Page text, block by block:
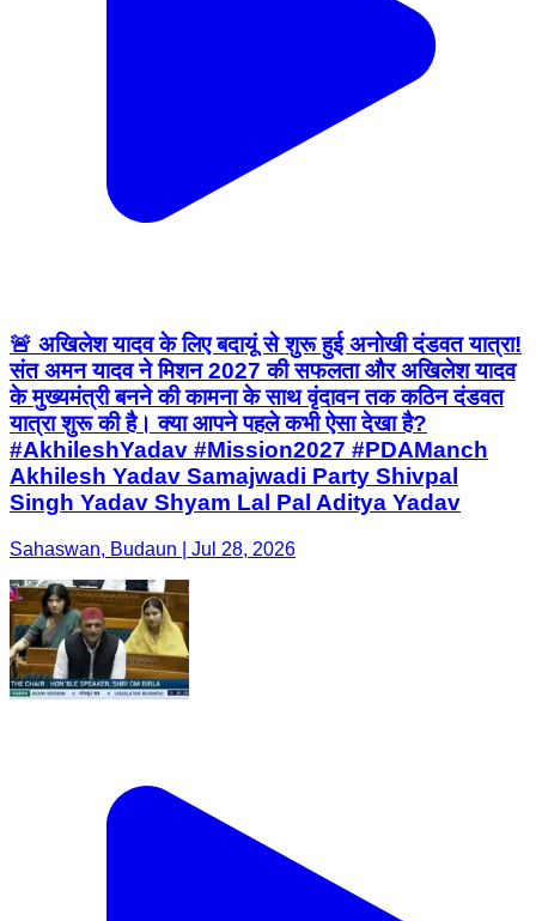
🚨 अखिलेश यादव के लिए बदायूं से शुरू हुई अनोखी दंडवत यात्रा!
संत अमन यादव ने मिशन 2027 की सफलता और अखिलेश यादव
के मुख्यमंत्री बनने की कामना के साथ वृंदावन तक कठिन दंडवत
यात्रा शुरू की है। क्या आपने पहले कभी ऐसा देखा है?
#AkhileshYadav #Mission2027 #PDAManch
Akhilesh Yadav Samajwadi Party Shivpal
Singh Yadav Shyam Lal Pal Aditya Yadav
Sahaswan, Budaun | Jul 28, 2026